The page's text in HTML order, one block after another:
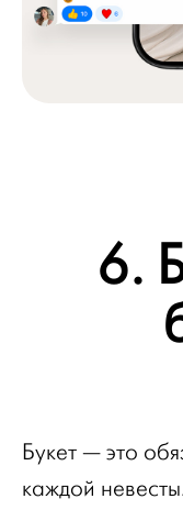
6.
Букет — это
каждой